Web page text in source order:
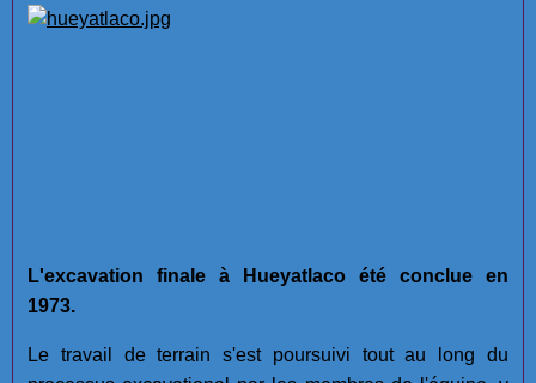
L'excavation finale à Hueyatlaco été conclue en
1973.
Le travail de terrain s'est poursuivi tout au long du